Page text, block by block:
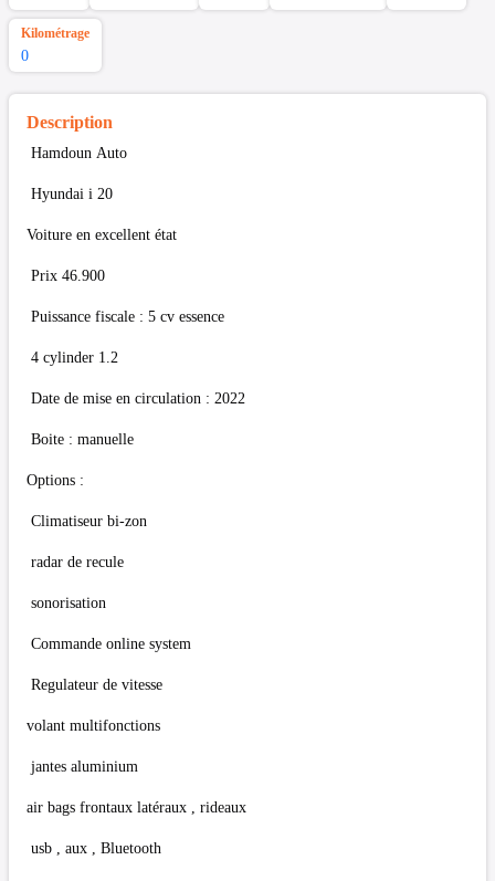
Kilométrage
0
Description
Hamdoun Auto
Hyundai i 20
Voiture en excellent état
Prix 46.900
Puissance fiscale : 5 cv essence
4 cylinder 1.2
Date de mise en circulation : 2022
Boite : manuelle
Options :
Climatiseur bi-zon
radar de recule
sonorisation
Commande online system
Regulateur de vitesse
volant multifonctions
jantes aluminium
air bags frontaux latéraux , rideaux
usb , aux , Bluetooth